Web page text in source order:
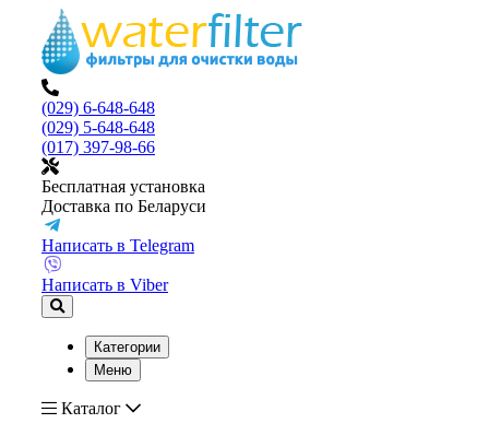
(029) 6-648-648
(029) 5-648-648
(017) 397-98-66
Бесплатная установка
Доставка по Беларуси
Написать в Telegram
Написать в Viber
Категории
Меню
Каталог